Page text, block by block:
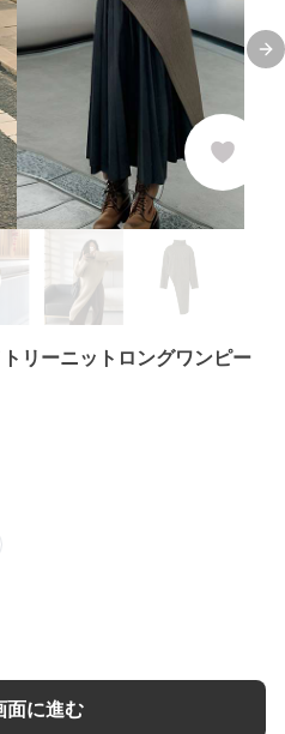
リーニットロングワンピー
面に進む